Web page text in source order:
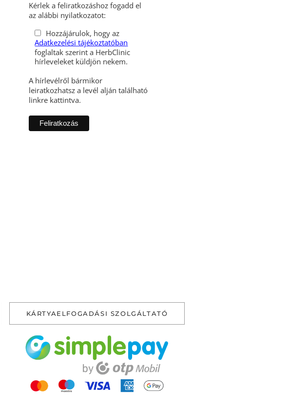
Kérlek a feliratkozáshoz fogadd el
az alábbi nyilatkozatot:
Hozzájárulok, hogy az
Adatkezelési tájékoztatóban
foglaltak szerint a HerbClinic
hírleveleket küldjön nekem.
A hírlevélről bármikor
leiratkozhatsz a levél alján található
linkre kattintva.
KÁRTYAELFOGADÁSI SZOLGÁLTATÓ